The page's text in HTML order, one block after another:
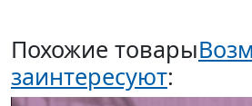
Похожие товары
заинтересуют: